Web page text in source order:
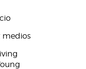
medios